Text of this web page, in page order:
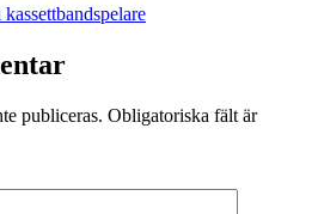
publiceras. Obligatoriska fält är